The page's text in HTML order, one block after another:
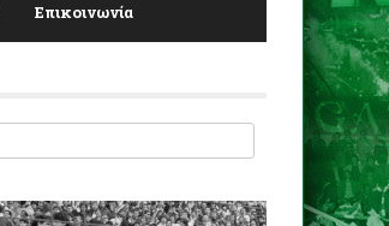
Επικοινωνία